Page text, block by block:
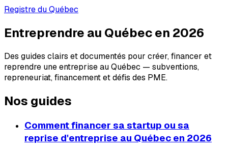
Registre du Québec
Entreprendre au Québec en 2026
Des guides clairs et documentés pour créer, financer et
reprendre une entreprise au Québec — subventions,
repreneuriat, financement et défis des PME.
Nos guides
Comment financer sa startup ou sa
reprise d'entreprise au Québec en 2026